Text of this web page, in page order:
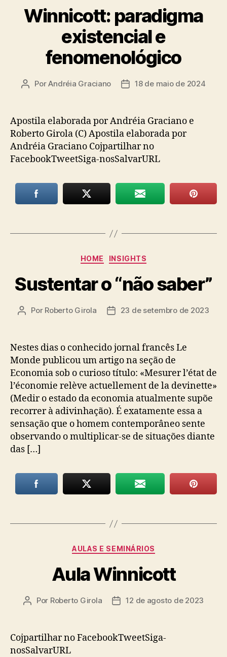
Winnicott: paradigma
existencial e
fenomenológico
Autor
PorAndréia Graciano
Data18 de maio de 2024
Apostila elaborada por Andréia Graciano e
Roberto Girola (C) Apostila elaborada por
Andréia Graciano Cojpartilhar no
FacebookTweetSiga-nosSalvarURL
Categorias
HOME INSIGHTS
Sustentar o “não saber”
Autor
Por Roberto Girola
Data23 de setembro de 2023
Nestes dias o conhecido jornal francês Le
Monde publicou um artigo na seção de
Economia sob o curioso título: «Mesurer l’état de
l’économie relève actuellement de la devinette»
(Medir o estado da economia atualmente supõe
recorrer à adivinhação). É exatamente essa a
sensação que o homem contemporâneo sente
observando o multiplicar-se de situações diante
das […]
Categorias
AULAS E SEMINÁRIOS
Aula Winnicott
Autor
Por Roberto Girola
Data12 de agosto de 2023
Cojpartilhar no FacebookTweetSiga-
nosSalvarURL